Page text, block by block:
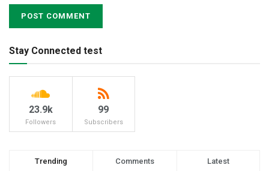
Stay Connected test
23.9k
Followers
99
Subscribers
Trending Comments Latest